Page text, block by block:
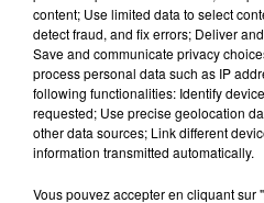
Cet élément est masqué
dépôt de cookies que
souhaitez l'afficher, merci de
en cliquant sur le
content; Use limited data to select
detect fraud, and fix errors; Deliver
Save and communicate privacy
process personal data such as IP
following functionalities: Identify
requested; Use precise geolocation
other data sources; Link different
information transmitted automatically.
Vous pouvez accepter en cliquant sur